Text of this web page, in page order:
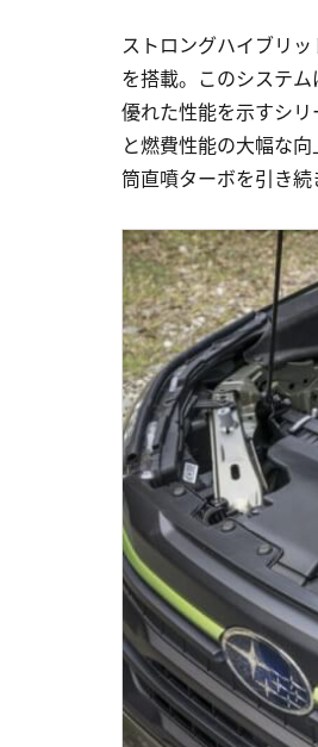
ストロングハイブリ
を搭載。このシステ
優れた性能を示すシ
と燃費性能の大幅な
筒直噴ターボを引き続